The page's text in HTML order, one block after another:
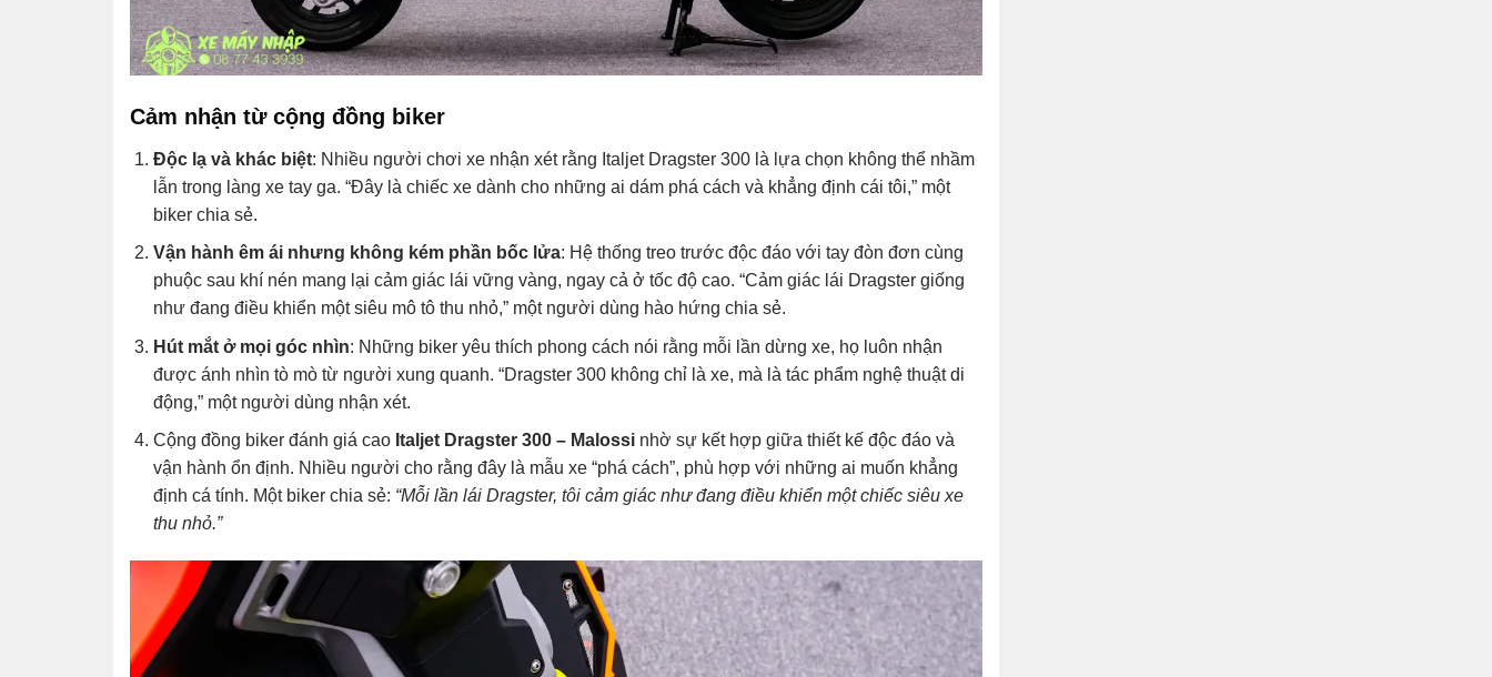
Cảm nhận từ cộng đồng biker
Độc lạ và khác biệt: Nhiều người chơi xe nhận xét rằng Italjet Dragster 300 là lựa chọn không thể nhầm
lẫn trong làng xe tay ga. “Đây là chiếc xe dành cho những ai dám phá cách và khẳng định cái tôi,” một
biker chia sẻ.
Vận hành êm ái nhưng không kém phần bốc lửa: Hệ thống treo trước độc đáo với tay đòn đơn cùng
phuộc sau khí nén mang lại cảm giác lái vững vàng, ngay cả ở tốc độ cao. “Cảm giác lái Dragster giống
như đang điều khiển một siêu mô tô thu nhỏ,” một người dùng hào hứng chia sẻ.
Hút mắt ở mọi góc nhìn: Những biker yêu thích phong cách nói rằng mỗi lần dừng xe, họ luôn nhận
được ánh nhìn tò mò từ người xung quanh. “Dragster 300 không chỉ là xe, mà là tác phẩm nghệ thuật di
động,” một người dùng nhận xét.
Cộng đồng biker đánh giá cao Italjet Dragster 300 – Malossinhờ sự kết hợp giữa thiết kế độc đáo và
vận hành ổn định. Nhiều người cho rằng đây là mẫu xe “phá cách”, phù hợp với những ai muốn khẳng
định cá tính. Một biker chia sẻ: “Mỗi lần lái Dragster, tôi cảm giác như đang điều khiển một chiếc siêu xe
thu nhỏ.”